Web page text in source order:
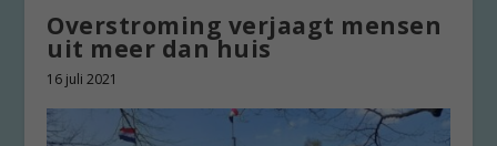
Overstroming verjaagt mensen
uit meer dan huis
16 juli 2021